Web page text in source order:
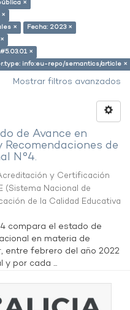
×
×
Fecha: 2023 ×
×
info:eu-repo/semantics/article ×
Mostrar filtros avanzados
de Avance en
de
N°4.
y Certificación
(Sistema Nacional de
de la Calidad Educativa
compara el estado de
en materia de
entre febrero del año 2022
y por cada ...